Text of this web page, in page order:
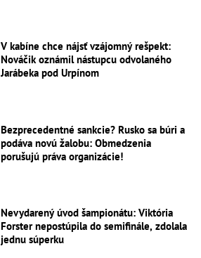
V kabíne chce nájsť vzájomný rešpekt:
Nováčik oznámil nástupcu odvolaného
Jarábeka pod Urpínom
Bezprecedentné sankcie? Rusko sa búri a
podáva novú žalobu: Obmedzenia
porušujú práva organizácie!
Nevydarený úvod šampionátu: Viktória
Forster nepostúpila do semifinále, zdolala
jednu súperku